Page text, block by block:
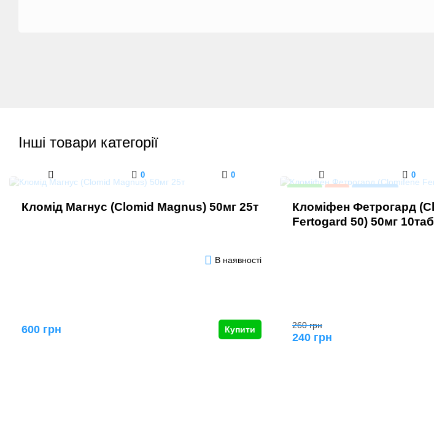
Інші товари категорії
0 0
Кломід Магнус (Clomid Magnus) 50мг 25т
В наявності
600 грн Купити
Новинка Акція Хіт продажів
0
Кломіфен Фетрогард
Fertogard 50) 50мг
260 грн
240 грн